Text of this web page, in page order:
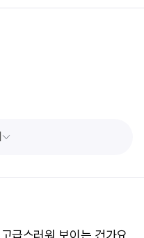
급스러워 보이는 건가요